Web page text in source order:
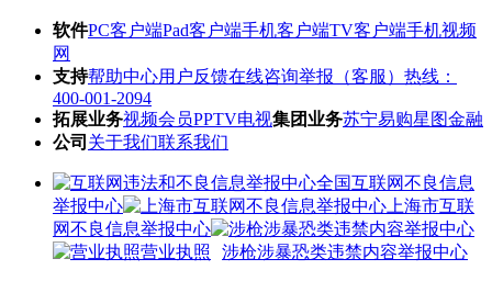
软件PC客户端Pad客户端手机客户端TV客户端手机视频
网
支持帮助中心用户反馈在线咨询举报（客服）热线：
400-001-2094
拓展业务视频会员PPTV电视集团业务苏宁易购星图金融
公司 关于我们联系我们
全国互联网不良信息
举报中心
上海市互联
网不良信息举报中心
涉枪涉暴恐类违禁内容举报中心
营业执照